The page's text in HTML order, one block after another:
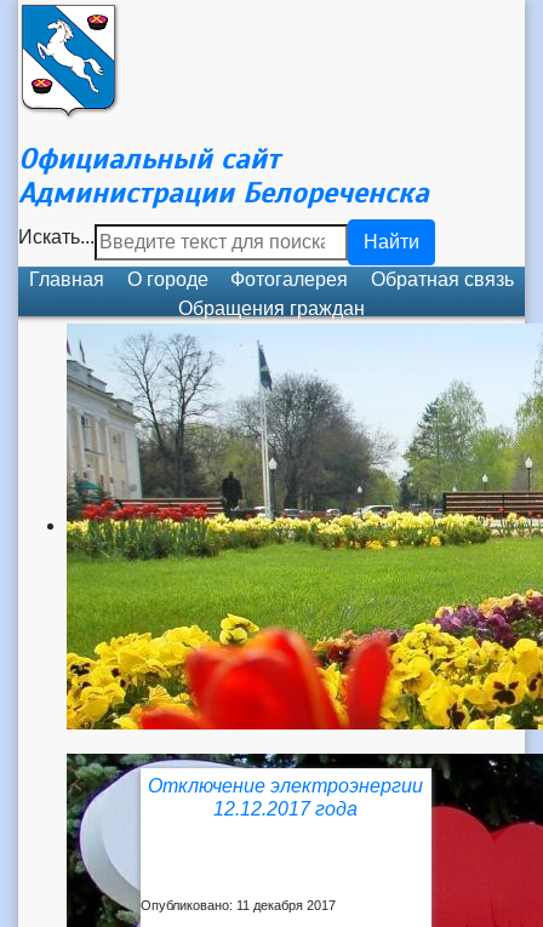
Официальный сайт
Администрации Белореченска
Искать...
Найти
Главная
О городе Фотогалерея
Обратная связь
Обращения граждан
Отключение электроэнергии
12.12.2017 года
Опубликовано: 11 декабря 2017